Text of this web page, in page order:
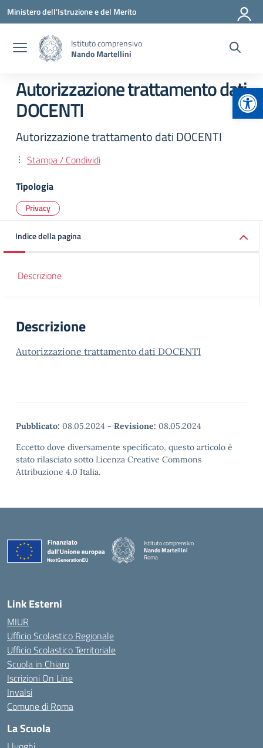
Vai ai contenuti
Vai al menu di navigazione
Vai al footer
Ministero dell'Istruzione e del Merito
Istituto comprensivo
Nando Martellini
Autorizzazione trattamento dati
DOCENTI
Autorizzazione trattamento dati DOCENTI
Stampa / Condividi
Tipologia
Privacy
Indice della pagina
Descrizione
Descrizione
Autorizzazione trattamento dati DOCENTI
Pubblicato: 08.05.2024 - Revisione: 08.05.2024
Eccetto dove diversamente specificato, questo articolo è
stato rilasciato sotto Licenza Creative Commons
Attribuzione 4.0 Italia.
Istituto comprensivo
Nando Martellini
Roma
Link Esterni
MIUR
Ufficio Scolastico Regionale
Ufficio Scolastico Territoriale
Scuola in Chiaro
Iscrizioni On Line
Invalsi
Comune di Roma
La Scuola